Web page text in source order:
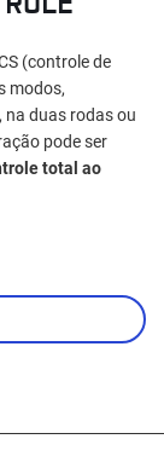
(controle de
modos,
duas rodas ou
pode ser
total ao